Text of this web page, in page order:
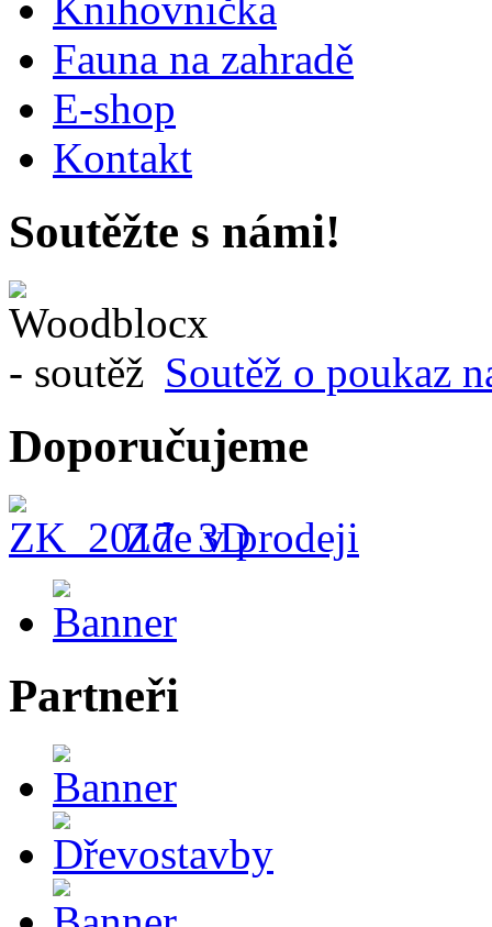
Knihovnička
Fauna na zahradě
E-shop
Kontakt
Soutěžte s námi!
Soutěž o poukaz
Doporučujeme
Zde v prodeji
Partneři